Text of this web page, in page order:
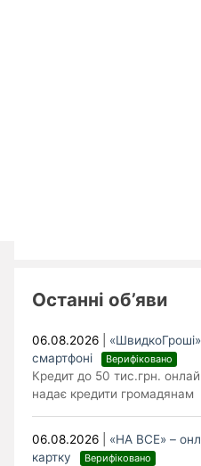
Останні об’яви
06.08.2026
смартфоні
Верифіковано
Кредит до 50 тис.грн.
надає кредити громадянам
06.08.2026
«НА ВСЕ» –
картку
Верифіковано